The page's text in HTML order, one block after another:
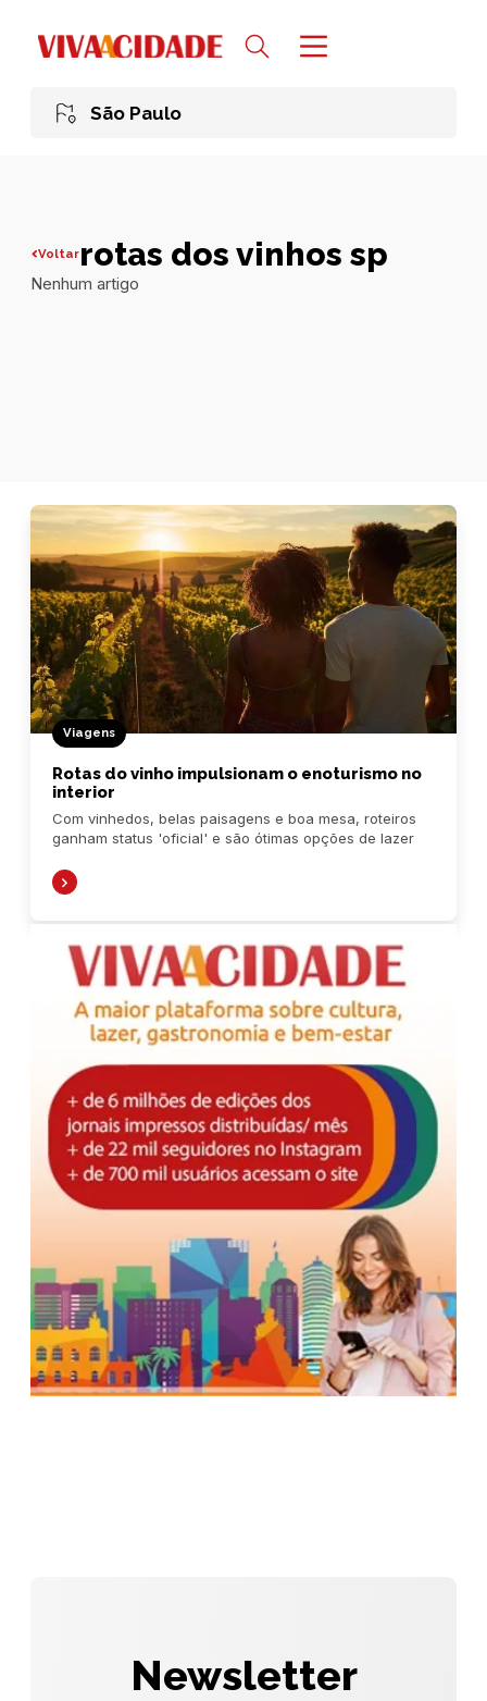
São Paulo
Voltarrotas dos vinhos sp
Nenhum artigo
Viagens
Rotas do vinho impulsionam o enoturismo no
interior
Com vinhedos, belas paisagens e boa mesa, roteiros
ganham status 'oficial' e são ótimas opções de lazer
Newsletter